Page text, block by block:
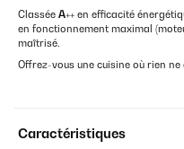
Classée A++ en efficacité
en fonctionnement maximal
maîtrisé.
Offrez-vous une cuisine où rien
Caractéristiques